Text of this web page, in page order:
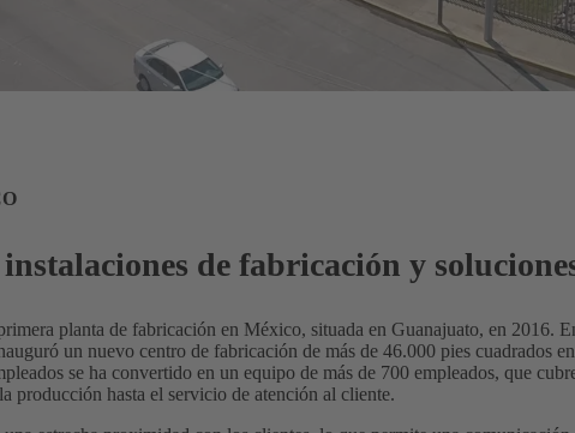
instalaciones de fabricación y
planta de fabricación en México, situada en Guanajuato, en 2016.
un nuevo centro de fabricación de más de 46.000 pies cuadrados
se ha convertido en un equipo de más de 700 empleados, que
producción hasta el servicio de atención al cliente.